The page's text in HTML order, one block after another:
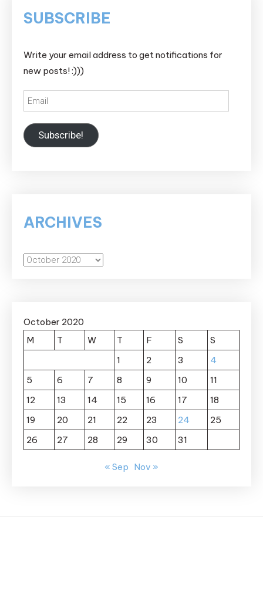
SUBSCRIBE
Write your email address to get notifications for
new posts! :)))
Email
Subscribe!
ARCHIVES
Archives
October 2020
M
T W T F S
S
1
2 3
4
5
6 7 8 9 10
11
12
13 14 15 16 17
18
19
20 21 22 23 24
25
26
27 28 29 30 31
« Sep Nov »